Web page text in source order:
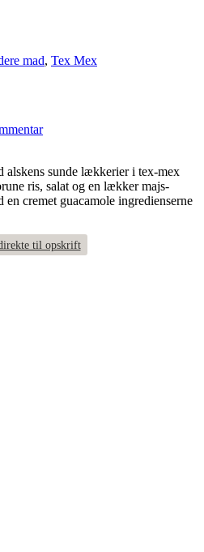
mad, Tex Mex
sunde lækkerier i tex-mex
ris, salat og en lækker majs-
en cremet guacamole ingredienserne
til opskrift